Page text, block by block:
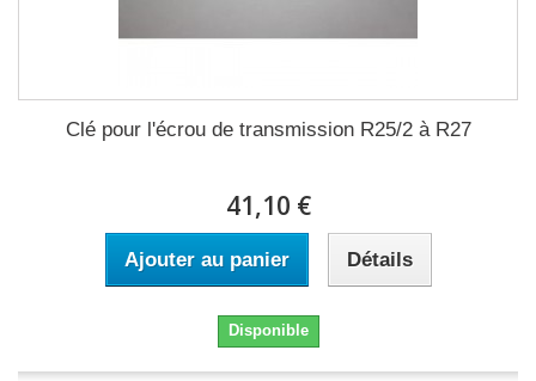
Clé pour l'écrou de transmission R25/2 à R27
41,10 €
Ajouter au panier Détails
Disponible